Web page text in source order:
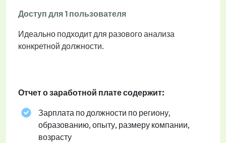
Доступ для 1 пользователя
Идеально подходит для разового анализа
конкретной должности.
Отчет о заработной плате содержит:
Зарплата по должности по региону,
образованию, опыту, размеру компании,
возрасту